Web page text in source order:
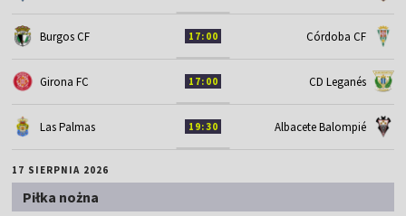
Burgos CF 17:00 Córdoba CF
Girona FC 17:00 CD Leganés
Las Palmas 19:30 Albacete Balompié
17 SIERPNIA 2026
Piłka nożna